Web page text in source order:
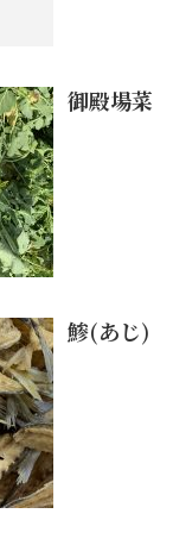
御殿場菜
鯵(あじ)